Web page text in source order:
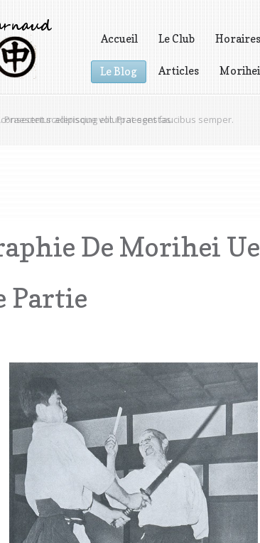
Accueil Le Club Horaires
Le Blog Articles Morihei
Praesent scelerisque volutpat egestas.
De Morihei
Partie